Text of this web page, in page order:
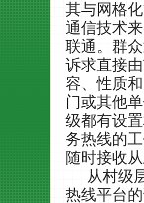
其与网格
通信技术
联通。群
诉求直接
容、性质
门或其他
级都有设
务热线的
随时接收
从村级
热线平台